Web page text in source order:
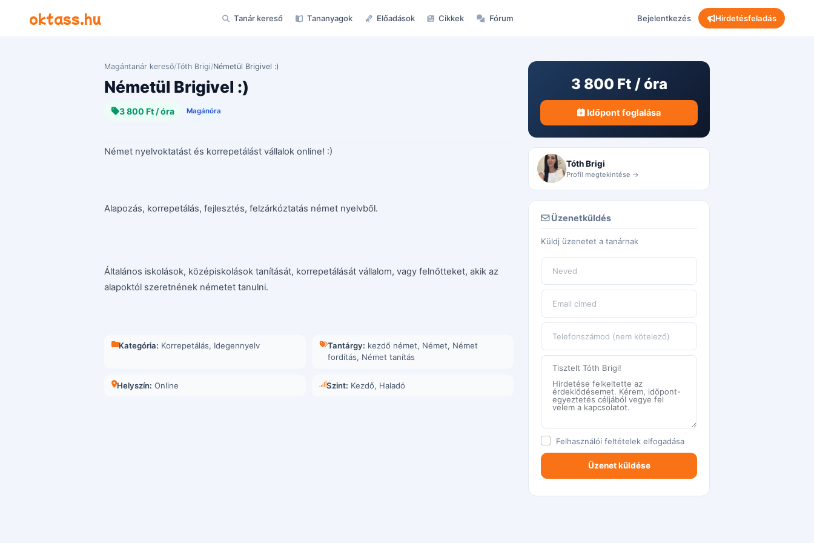
oktass.hu Tanár kereső Tananyagok Előadások Cikkek Fórum Bejelentkezés Hirdetésfeladás
Magántanár kereső/Tóth Brigi/Németül Brigivel :)
Németül Brigivel :)
3 800 Ft / óra Magánóra
Német nyelvoktatást és korrepetálást vállalok online! :)
Alapozás, korrepetálás, fejlesztés, felzárkóztatás német nyelvből.
Általános iskolások, középiskolások tanítását, korrepetálását vállalom, vagy felnőtteket, akik az
alapoktól szeretnének németet tanulni.
Kategória: Korrepetálás, Idegennyelv Tantárgy: kezdő német, Német, Német
fordítás, Német tanítás
Helyszín: Online Szint: Kezdő, Haladó
3 800 Ft / óra
Időpont foglalása
Tóth Brigi
Profil megtekintése →
Üzenetküldés
Küldj üzenetet a tanárnak
Felhasználói feltételek elfogadása